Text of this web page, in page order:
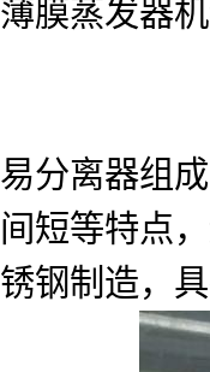
薄膜蒸发器
易分离器组
间短等特点
锈钢制造，